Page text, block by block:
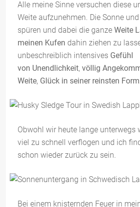
Alle meine Sinne versuchen diese
Weite aufzunehmen. Die Sonne
spüren und dabei die ganze Weite
meinen Kufen dahin ziehen zu
unbeschreiblich intensives Gefühl
von Unendlichkeit, völlig
Weite, Glück in seiner reinsten Form
Obwohl wir heute lange unterwegs
viel zu schnell verflogen und ich
schon wieder zurück zu sein.
Bei einem knisternden Feuer in